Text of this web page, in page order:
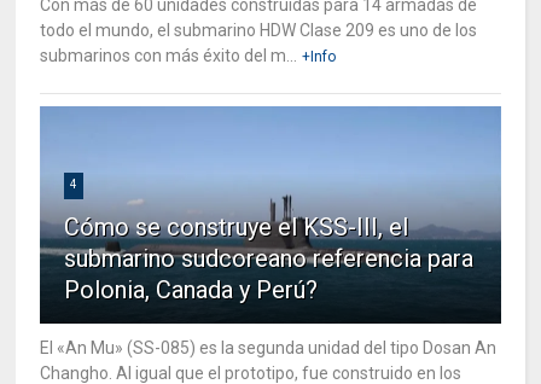
Con más de 60 unidades construidas para 14 armadas de
todo el mundo, el submarino HDW Clase 209 es uno de los
submarinos con más éxito del m...
+Info
4
Cómo se construye el KSS-III, el
submarino sudcoreano referencia para
Polonia, Canada y Perú?
El «An Mu» (SS-085) es la segunda unidad del tipo Dosan An
Changho. Al igual que el prototipo, fue construido en los